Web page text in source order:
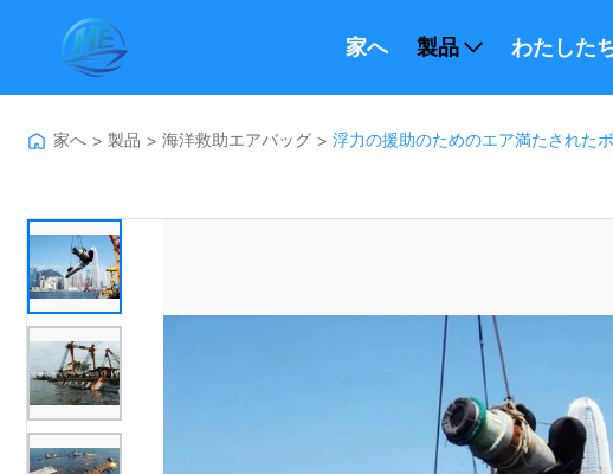
家へ 製品 わたした
家へ > 製品 > 海洋救助エアバッグ > 浮力の援助のためのエア満たされた